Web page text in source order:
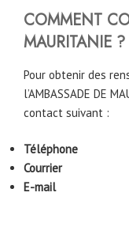
COMMENT
MAURITANIE ?
Pour obtenir des
l’AMBASSADE DE
contact suivant :
Téléphone
Courrier
E-mail